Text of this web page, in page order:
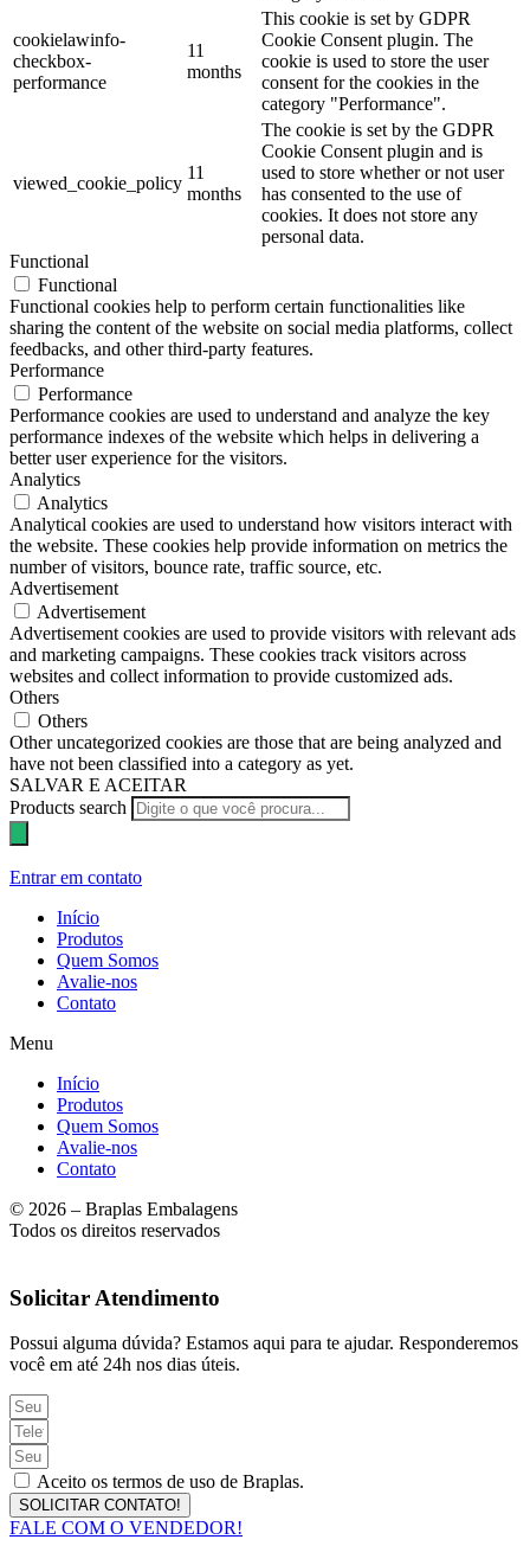
cookielawinfo-
checkbox-
performance
11
months
This cookie is set by GDPR
Cookie Consent plugin. The
cookie is used to store the user
consent for the cookies in the
category "Performance".
viewed_cookie_policy
11
months
The cookie is set by the GDPR
Cookie Consent plugin and is
used to store whether or not user
has consented to the use of
cookies. It does not store any
personal data.
Functional
Functional
Functional cookies help to perform certain functionalities like
sharing the content of the website on social media platforms, collect
feedbacks, and other third-party features.
Performance
Performance
Performance cookies are used to understand and analyze the key
performance indexes of the website which helps in delivering a
better user experience for the visitors.
Analytics
Analytics
Analytical cookies are used to understand how visitors interact with
the website. These cookies help provide information on metrics the
number of visitors, bounce rate, traffic source, etc.
Advertisement
Advertisement
Advertisement cookies are used to provide visitors with relevant ads
and marketing campaigns. These cookies track visitors across
websites and collect information to provide customized ads.
Others
Others
Other uncategorized cookies are those that are being analyzed and
have not been classified into a category as yet.
SALVAR E ACEITAR
Products search
Entrar em contato
Início
Produtos
Quem Somos
Avalie-nos
Contato
Menu
Início
Produtos
Quem Somos
Avalie-nos
Contato
© 2026 – Braplas Embalagens
Todos os direitos reservados
Solicitar Atendimento
Possui alguma dúvida? Estamos aqui para te ajudar. Responderemos
você em até 24h nos dias úteis.
Aceito os termos de uso de Braplas.
SOLICITAR CONTATO!
FALE COM O VENDEDOR!